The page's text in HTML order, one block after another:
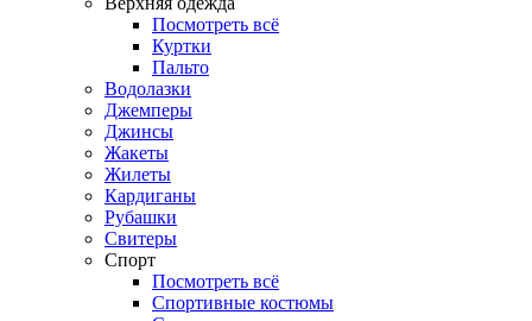
Посмотреть всё
Куртки
Пальто
Водолазки
Джемперы
Джинсы
Жакеты
Жилеты
Кардиганы
Рубашки
Свитеры
Спорт
Посмотреть всё
Спортивные костюмы